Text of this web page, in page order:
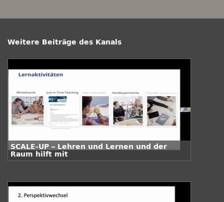
Weitere Beiträge des Kanals
SCALE-UP – Lehren und Lernen und der
Raum hilft mit